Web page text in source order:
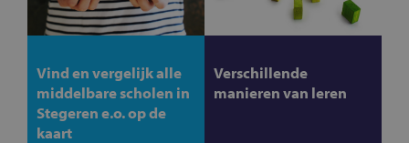
Vind en vergelijk alle
middelbare scholen in
Stegeren e.o. op de
kaart
Verschillende
manieren van leren